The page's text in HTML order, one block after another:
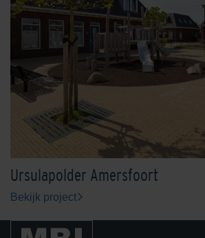
Ursulapolder Amersfoort
Bekijk project